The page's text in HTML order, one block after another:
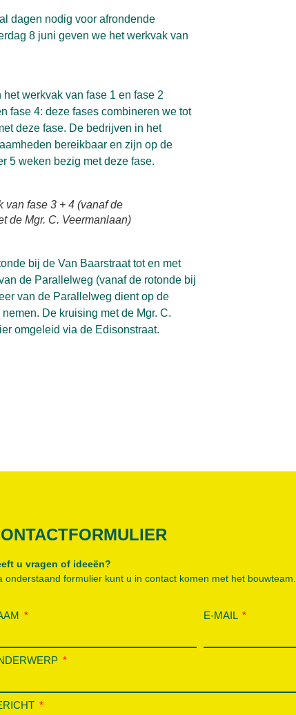
dagen nodig voor afrondende
8 juni geven we het werkvak van
werkvak van fase 1 en fase 2
fase 4: deze fases combineren we tot
deze fase. De bedrijven in het
bereikbaar en zijn op de
5 weken bezig met deze fase.
van fase 3 + 4 (vanaf de
de Mgr. C. Veermanlaan)
bij de Van Baarstraat tot en met
de Parallelweg (vanaf de rotonde bij
van de Parallelweg dient op de
De kruising met de Mgr. C.
omgeleid via de Edisonstraat.
u vragen of ideeën?
onderstaand formulier kunt u in contact komen met het bouwteam.
E-MAIL